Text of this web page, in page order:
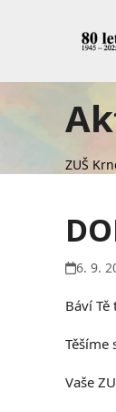
ZUŠ
6. 9.
Báví Tě
Těšíme
Vaše